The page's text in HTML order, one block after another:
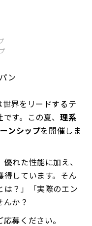
ン
世界をリードするテ
です。この夏、理系
ンシップを開催しま
れた性能に加え、
しています。そん
は？」「実際のエン
か？
募ください。